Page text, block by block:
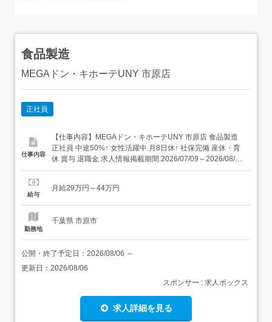
食品製造
MEGAドン・キホーテUNY 市原店
正社員
仕事内容
【仕事内容】MEGAドン・キホーテUNY 市原店 食品製造
正社員 中途50%↑ 女性活躍中 月8日休↑ 社保完備 産休・育
休 賞与 退職金 求人情報掲載期間:2026/07/09～2026/08/13
求人情報 店舗の特徴 売上高2兆円越えの安定した上場企業!
「五井駅」より車6分小湊鉄道...
給与
月給29万円～44万円
勤務地
千葉県 市原市
公開・終了予定日： 2026/08/06 ～
更新日： 2026/08/06
スポンサー : 求人ボックス
求人詳細を見る